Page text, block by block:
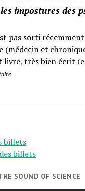
impostures des
pas sorti
(médecin et
livre, très bien écrit
billets
billets
SOUND OF SCIENCE